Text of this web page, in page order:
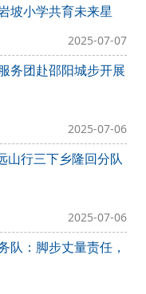
坡小学共育未来星
2025-07-07
务团赴邵阳城步开展
2025-07-06
山行三下乡隆回分队
2025-07-06
队：脚步丈量责任，